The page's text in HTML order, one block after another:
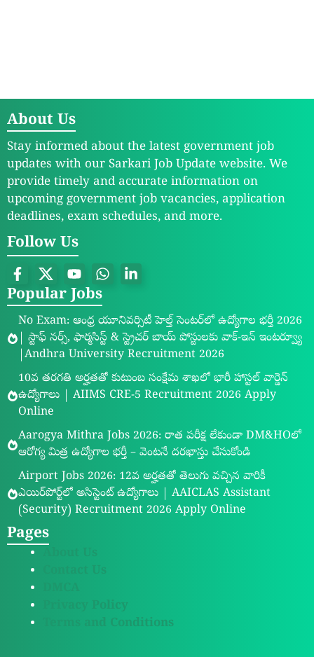
About Us
Stay informed about the latest government job
updates with our Sarkari Job Update website. We
provide timely and accurate information on
upcoming government job vacancies, application
deadlines, exam schedules, and more.
Follow Us
Popular Jobs
No Exam: ఆంధ్ర యూనివర్సిటీ హెల్త్ సెంటర్‌లో ఉద్యోగాల భర్తీ 2026
| స్టాఫ్ నర్స్, ఫార్మసిస్ట్ & స్ట్రెచర్ బాయ్ పోస్టులకు వాక్-ఇన్ ఇంటర్వ్యూ
|Andhra University Recruitment 2026
10వ తరగతి అర్హతతో కుటుంబ సంక్షేమ శాఖలో భారీ హాస్టల్ వార్డెన్
ఉద్యోగాలు | AIIMS CRE-5 Recruitment 2026 Apply
Online
Aarogya Mithra Jobs 2026: రాత పరీక్ష లేకుండా DM&HOలో
ఆరోగ్య మిత్ర ఉద్యోగాల భర్తీ – వెంటనే దరఖాస్తు చేసుకోండి
Airport Jobs 2026: 12వ అర్హతతో తెలుగు వచ్చిన వారికీ
ఎయిర్‌పోర్ట్‌లో అసిస్టెంట్ ఉద్యోగాలు | AAICLAS Assistant
(Security) Recruitment 2026 Apply Online
Pages
Privacy Policy
Terms and Conditions